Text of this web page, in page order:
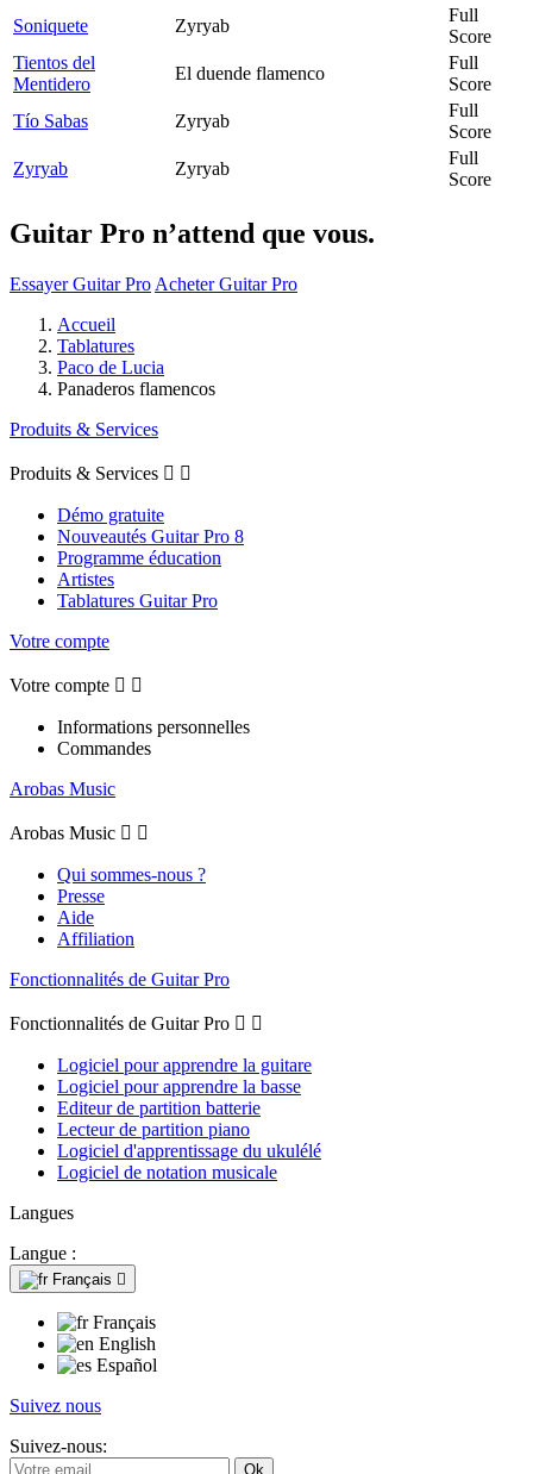
Soniquete
Zyryab
Full
Score
Tientos del
Mentidero
El duende flamenco
Full
Score
Tío Sabas
Zyryab
Full
Score
Zyryab
Zyryab
Full
Score
Guitar Pro n’attend que vous.
Essayer Guitar Pro Acheter Guitar Pro
Accueil
Tablatures
Paco de Lucia
Panaderos flamencos
Produits & Services
Produits & Services  
Démo gratuite
Nouveautés Guitar Pro 8
Programme éducation
Artistes
Tablatures Guitar Pro
Votre compte
Votre compte  
Informations personnelles
Commandes
Arobas Music
Arobas Music  
Qui sommes-nous ?
Presse
Aide
Affiliation
Fonctionnalités de Guitar Pro
Fonctionnalités de Guitar Pro  
Logiciel pour apprendre la guitare
Logiciel pour apprendre la basse
Editeur de partition batterie
Lecteur de partition piano
Logiciel d'apprentissage du ukulélé
Logiciel de notation musicale
Langues
Langue :
Français 
Français
English
Español
Suivez nous
Suivez-nous: